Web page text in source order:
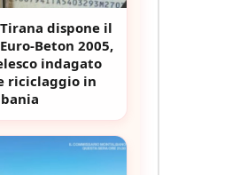
dispone il
Beton 2005,
indagato
riciclaggio in